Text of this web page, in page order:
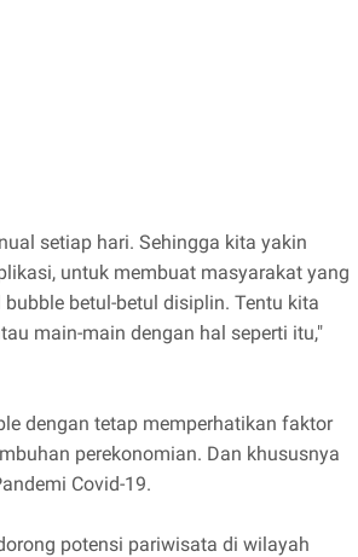
setiap hari. Sehingga kita yakin
untuk membuat masyarakat yang
betul-betul disiplin. Tentu kita
main-main dengan hal seperti itu,"
dengan tetap memperhatikan faktor
perekonomian. Dan khususnya
Covid-19.
potensi pariwisata di wilayah